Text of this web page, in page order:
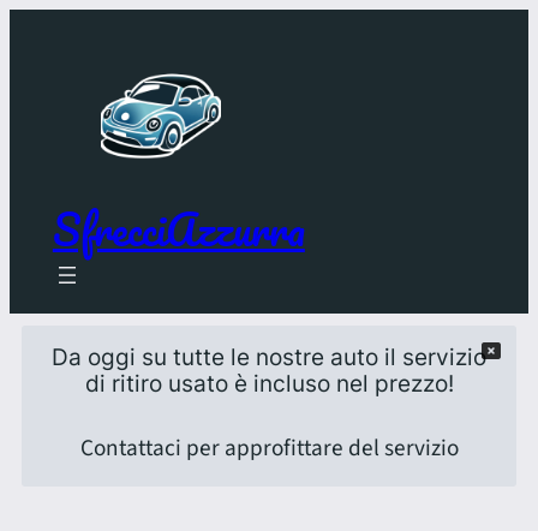
SfrecciAzzurra
Da oggi su tutte le nostre auto il servizio
di ritiro usato è incluso nel prezzo!
Contattaci per approfittare del servizio